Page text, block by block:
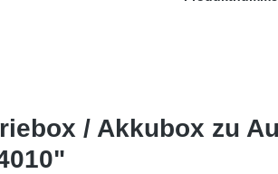
/ Akkubox zu